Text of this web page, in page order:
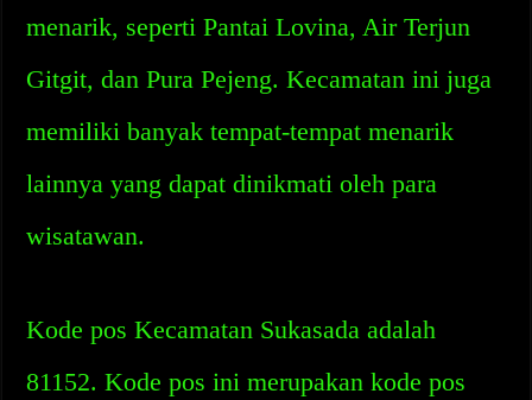
menarik, seperti Pantai Lovina, Air Terjun
Gitgit, dan Pura Pejeng. Kecamatan ini juga
memiliki banyak tempat-tempat menarik
lainnya yang dapat dinikmati oleh para
wisatawan.
Kode pos Kecamatan Sukasada adalah
81152. Kode pos ini merupakan kode pos